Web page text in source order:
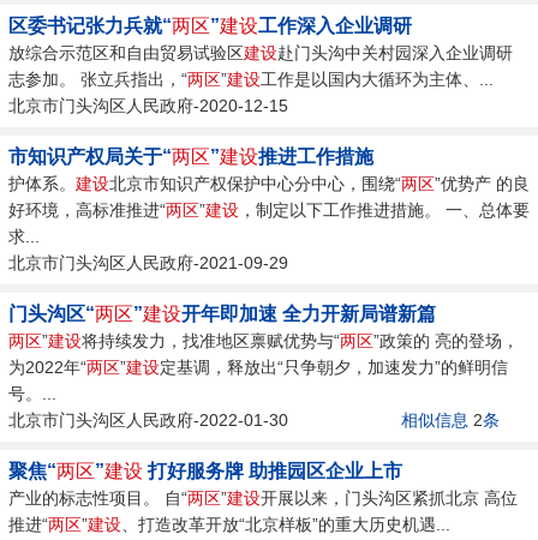
区委书记张力兵就“两区”建设工作深入企业调研
放综合示范区和自由贸易试验区建设赴门头沟中关村园深入企业调研
志参加。 张立兵指出，“两区”建设工作是以国内大循环为主体、...
北京市门头沟区人民政府-2020-12-15
市知识产权局关于“两区”建设推进工作措施
护体系。 建设北京市知识产权保护中心分中心，围绕“两区”优势产 的良
好环境，高标准推进“两区”建设 ，制定以下工作推进措施。 一、总体要
求...
北京市门头沟区人民政府-2021-09-29
门头沟区“两区”建设开年即加速 全力开新局谱新篇
两区”建设将持续发力，找准地区禀赋优势与“两区”政策的 亮的登场，
为2022年“两区”建设定基调，释放出“只争朝夕，加速发力”的鲜明信
号。...
北京市门头沟区人民政府-2022-01-30
相似信息 2条
聚焦“两区”建设打好服务牌 助推园区企业上市
产业的标志性项目。 自“两区”建设开展以来，门头沟区紧抓北京 高位
推进“两区”建设、打造改革开放“北京样板”的重大历史机遇...